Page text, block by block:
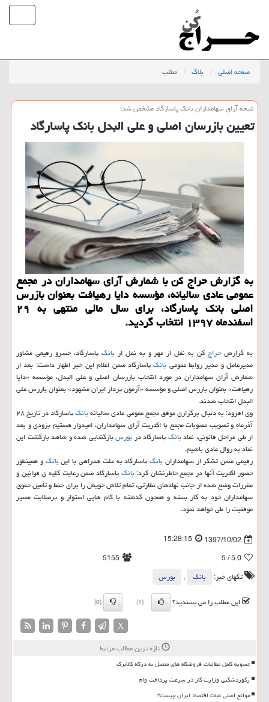
صفحه اصلی بلاگ مطلب
نتیجه آرای سهامداران بانك پاسارگاد مشخص شد؛
تعیین بازرسان اصلی و علی البدل بانك پاسارگاد
به گزارش حراج كن با شمارش آرای سهامداران در مجمع
عمومی عادی سالیانه، مؤسسه دایا رهیافت بعنوان بازرس
اصلی بانك پاسارگاد، برای سال مالی منتهی به ۲۹
اسفندماه ۱۳۹۷ انتخاب گردید.
به گزارش حراجكن به نقل از مهر و به نقل ازبانك پاسارگاد، خسرو رفیعی مشاور
مدیرعامل و مدیر روابط عمومی بانكپاسارگاد ضمن اعلام این خبر اظهار داشت: بعد از
شمارش آرای سهامداران در مورد انتخاب بازرسان اصلی و علی البدل، مؤسسه «دایا
رهیافت» بعنوان بازرس اصلی و مؤسسه «آزمون پرداز ایران مشهود» بعنوان بازرس علی
البدل انتخاب شدند.
وی افزود: به دنبال برگزاری موفق مجمع عمومی عادی سالیانهبانك
پاسارگاد در تاریخ ۲۸
آذرماه و تصویب مصوبات مجمع با اكثریت آرای سهامداران، امیدوار هستیم بزودی و بعد
از طی مراحل قانونی، نمادبانكپاسارگاد دربورسبازگشایی شده و شاهد بازگشت این
نماد به روال عادی باشیم.
رفیعی ضمن تشكر از سهامدارانبانكپاسارگاد به علت همراهی با اینبانكو همینطور
حضور اكثریت آنها در مجمع خاطرنشان كرد:بانكپاسارگاد ضمن رعایت كلیه ی قوانین و
مقررات وضع شده از جانب نهادهای نظارتی، تمام تلاش خویش را برای حفظ و تأمین حقوق
سهامداران خود به كار بسته و همچون گذشته با گام هایی استوار و پرصلابت مسیر
موفقیت را طی خواهد نمود.
1397/10/02
15:28:15
5.0
/ 5
5155
تگهای خبر:
بانك ,
بورس
این مطلب را می پسندید؟
(1)
(0)
X
تازه ترین مطالب مرتبط
تسویه کامل مطالبات فروشگاه های متصل به درگاه کالابرگ
رکوردشکنی وزارت کار در سرعت پرداخت وام
موانع اصلی نجات اقتصاد ایران چیست؟